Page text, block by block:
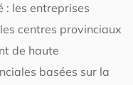
: les entreprises
centres provinciaux
de haute
basées sur la